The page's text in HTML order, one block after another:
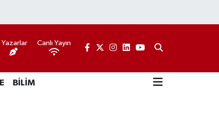
Yazarlar Canlı Yayın
BİLİM